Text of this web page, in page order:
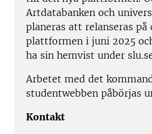
Artdatabanken och
planeras att relanseras på
plattformen i juni 2025
ha sin hemvist under
Arbetet med det
studentwebben påbörjas
Kontakt